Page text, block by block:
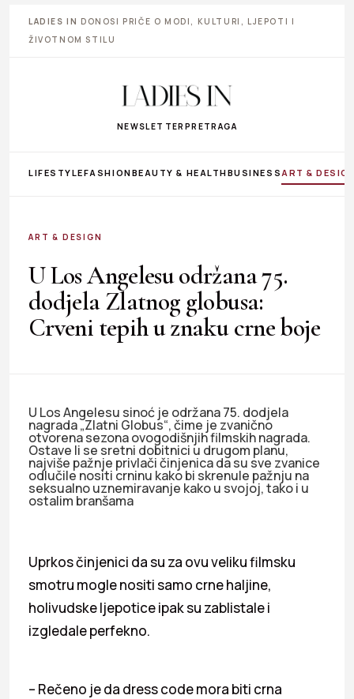
LADIES IN DONOSI PRIČE O MODI, KULTURI, LJEPOTI I
ŽIVOTNOM STILU
NEWSLETTER PRETRAGA
LIFESTYLEFASHIONBEAUTY & HEALTHBUSINESS ART &
ART & DESIGN
U Los Angelesu održana 75.
dodjela Zlatnog globusa:
Crveni tepih u znaku crne boje
U Los Angelesu sinoć je održana 75. dodjela
nagrada „Zlatni Globus“, čime je zvanično
otvorena sezona ovogodišnjih filmskih nagrada.
Ostave li se sretni dobitnici u drugom planu,
najviše pažnje privlači činjenica da su sve zvanice
odlučile nositi crninu kako bi skrenule pažnju na
seksualno uznemiravanje kako u svojoj, tako i u
ostalim branšama
Uprkos činjenici da su za ovu veliku filmsku
smotru mogle nositi samo crne haljine,
holivudske ljepotice ipak su zablistale i
izgledale perfekno.
– Rečeno je da dress code mora biti crna